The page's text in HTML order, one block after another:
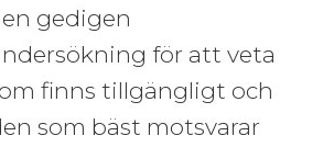
gedigen
för att veta
finns tillgängligt och
som bäst motsvarar